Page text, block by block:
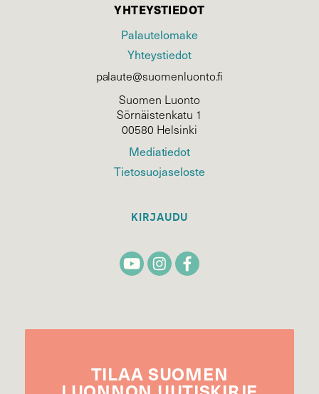
YHTEYSTIEDOT
Palautelomake
Yhteystiedot
palaute@suomenluonto.fi
Suomen Luonto
Sörnäistenkatu 1
00580 Helsinki
Mediatiedot
Tietosuojaseloste
KIRJAUDU
TILAA SUOMEN